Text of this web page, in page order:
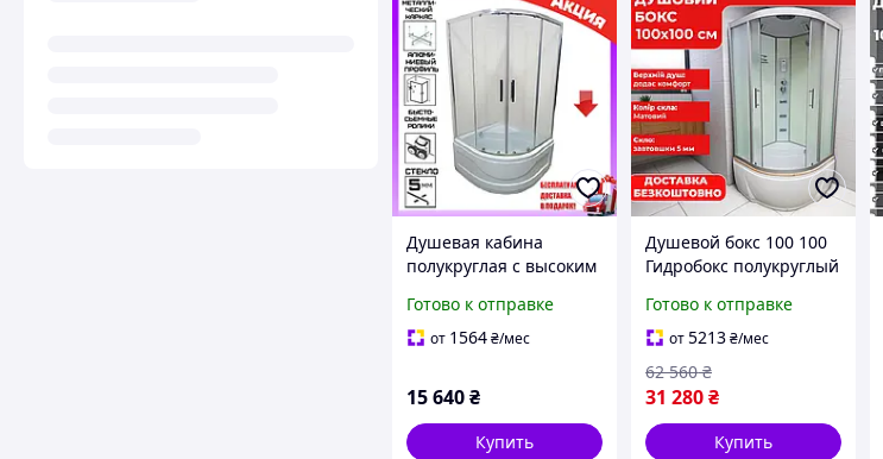
Душевая кабина
полукруглая с высоким
80х80 см Veronis KV-3-
80 прозрачное стекло
Готово к отправке
от 1564₴/мес
15 640₴
Купить
Душевой бокс 100 100
Гидробокс полукруглый
поддоном матовое
стекло 5 мм душевая
Готово к отправке
от5213₴/мес
31 280₴
62 560 ₴
Купить